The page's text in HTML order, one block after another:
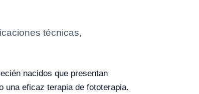
técnicas,
nacidos que presentan
una eficaz terapia de fototerapia.